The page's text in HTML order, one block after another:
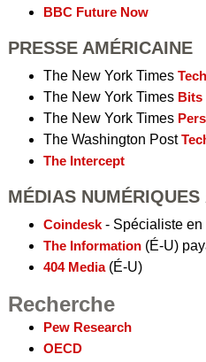
BBC Future Now
PRESSE AMÉRICAINE
The New York Times Tech
The New York Times Bits
The New York Times
The Washington Post
The Intercept
MÉDIAS
Coindesk - Spécialiste
The Information (É-U)
404 Media(É-U)
Recherche
Pew Research
OECD